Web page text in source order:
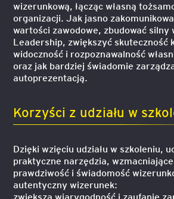
wizerunkową, łącząc własną
organizacji. Jak jasno
wartości zawodowe, zbudować silny
Leadership, zwiększyć skuteczność
widoczność i rozpoznawalność
oraz jak bardziej świadomie
autoprezentacją.
Korzyści z udziału w
Dzięki wzięciu udziału w szkoleniu,
praktyczne narzędzia,
prawdziwość i świadomość
autentyczny wizerunek:
zwiększa wiarygodność i zaufanie